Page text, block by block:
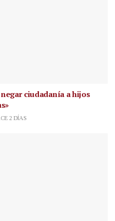
ciudadanía a hijos
2 DÍAS